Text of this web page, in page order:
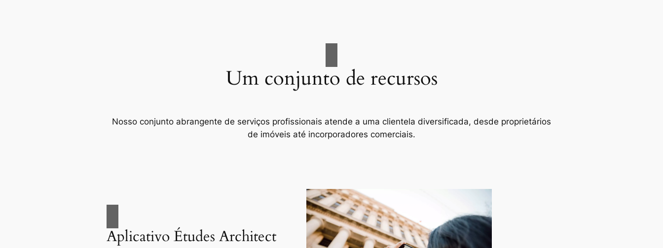
Um conjunto de recursos
Nosso conjunto abrangente de serviços profissionais atende a uma clientela diversificada, desde proprietários
de imóveis até incorporadores comerciais.
Aplicativo Études Architect